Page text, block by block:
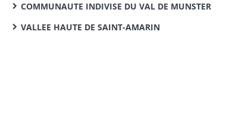
COMMUNAUTE INDIVISE DU VAL DE MUNSTER
VALLEE HAUTE DE SAINT-AMARIN